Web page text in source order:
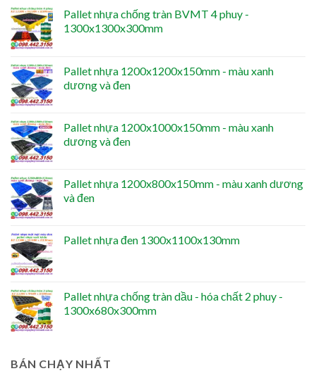
Pallet nhựa chống tràn BVMT 4 phuy -
1300x1300x300mm
Pallet nhựa 1200x1200x150mm - màu xanh
dương và đen
Pallet nhựa 1200x1000x150mm - màu xanh
dương và đen
Pallet nhựa 1200x800x150mm - màu xanh dương
và đen
Pallet nhựa đen 1300x1100x130mm
Pallet nhựa chống tràn dầu - hóa chất 2 phuy -
1300x680x300mm
BÁN CHẠY NHẤT